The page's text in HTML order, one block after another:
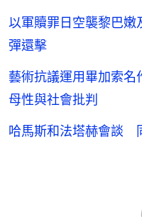
以軍贖罪日空襲黎巴
彈還擊
藝術抗議運用畢加索
母性與社會批判
哈馬斯和法塔赫會談